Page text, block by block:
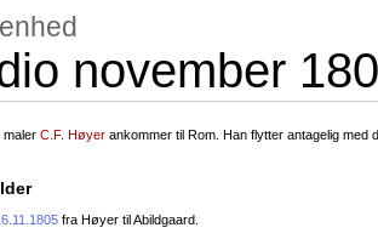
november
maler C.F. Høyer ankommer til Rom. Han flytter antagelig med
fra Høyer til Abildgaard.